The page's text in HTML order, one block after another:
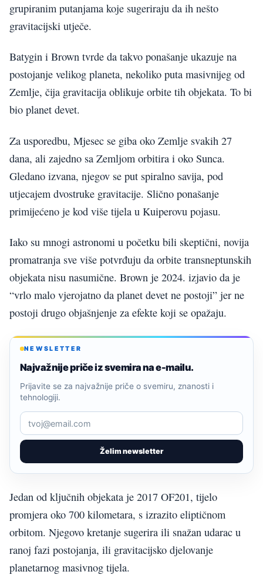
grupiranim putanjama koje sugeriraju da ih nešto
gravitacijski utječe.
Batygin i Brown tvrde da takvo ponašanje ukazuje na
postojanje velikog planeta, nekoliko puta masivnijeg od
Zemlje, čija gravitacija oblikuje orbite tih objekata. To bi
bio planet devet.
Za usporedbu, Mjesec se giba oko Zemlje svakih 27
dana, ali zajedno sa Zemljom orbitira i oko Sunca.
Gledano izvana, njegov se put spiralno savija, pod
utjecajem dvostruke gravitacije. Slično ponašanje
primijećeno je kod više tijela u Kuiperovu pojasu.
Iako su mnogi astronomi u početku bili skeptični, novija
promatranja sve više potvrđuju da orbite transneptunskih
objekata nisu nasumične. Brown je 2024. izjavio da je
“vrlo malo vjerojatno da planet devet ne postoji” jer ne
postoji drugo objašnjenje za efekte koji se opažaju.
NEWSLETTER
Najvažnije priče iz svemira na e-mailu.
Želim newsletter
Prijavite se za najvažnije priče o svemiru, znanosti i
tehnologiji.
Jedan od ključnih objekata je 2017 OF201, tijelo
promjera oko 700 kilometara, s izrazito eliptičnom
orbitom. Njegovo kretanje sugerira ili snažan udarac u
ranoj fazi postojanja, ili gravitacijsko djelovanje
planetarnog masivnog tijela.